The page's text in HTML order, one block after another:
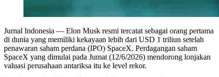
Jurnal Indonesia — Elon Musk resmi tercatat sebagai orang pertama
di dunia yang memiliki kekayaan lebih dari USD 1 triliun setelah
penawaran saham perdana (IPO) SpaceX. Perdagangan saham
SpaceX yang dimulai pada Jumat (12/6/2026) mendorong lonjakan
valuasi perusahaan antariksa itu ke level rekor.